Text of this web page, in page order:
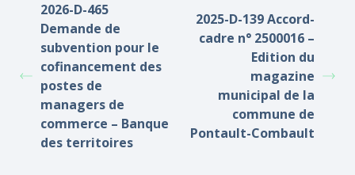
2026-D-465
Demande de
subvention pour le
cofinancement des
postes de
managers de
commerce – Banque
des territoires
2025-D-139 Accord-
cadre n° 2500016 –
Edition du
magazine
municipal de la
commune de
Pontault-Combault